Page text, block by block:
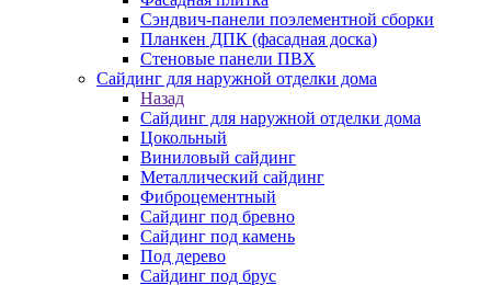
Сэндвич-панели поэлементной сборки
Планкен ДПК (фасадная доска)
Стеновые панели ПВХ
Сайдинг для наружной отделки дома
Назад
Сайдинг для наружной отделки дома
Цокольный
Виниловый сайдинг
Металлический сайдинг
Фиброцементный
Сайдинг под бревно
Сайдинг под камень
Под дерево
Сайдинг под брус